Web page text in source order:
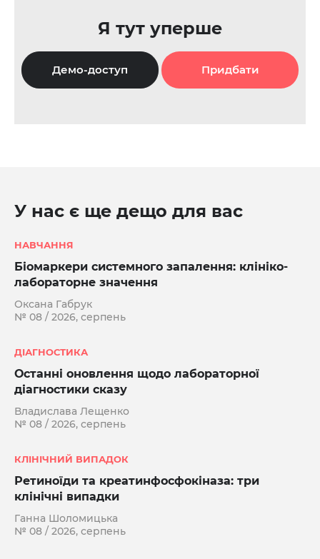
Я тут уперше
Демо-доступ Придбати
У нас є ще дещо для вас
НАВЧАННЯ
Біомаркери системного запалення: клініко-
лабораторне значення
Оксана Габрук
№ 08 / 2026, серпень
ДІАГНОСТИКА
Останні оновлення щодо лабораторної
діагностики сказу
Владислава Лещенко
№ 08 / 2026, серпень
КЛІНІЧНИЙ ВИПАДОК
Ретиноїди та креатинфосфокіназа: три
клінічні випадки
Ганна Шоломицька
№ 08 / 2026, серпень